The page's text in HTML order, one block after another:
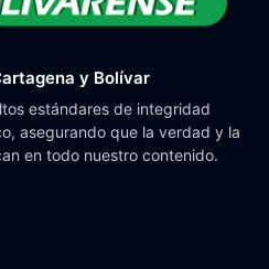
y Bolívar
estándares de integridad
asegurando que la verdad y la
en todo nuestro contenido.